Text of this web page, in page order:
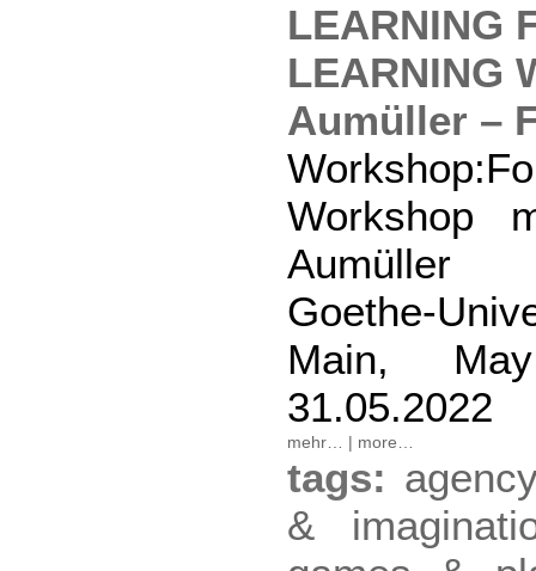
LEARNING
LEARNING
Aumüller –
Workshop
Aumüller
Goethe-
Main,
31.05.2022
mehr… | more…
tags: agency
&